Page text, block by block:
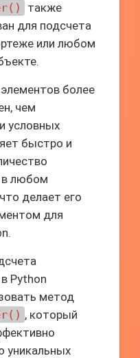
также
для подсчета
или любом
более
чем
условных
быстро и
в любом
делает его
для
Python
метод
, который
уникальных